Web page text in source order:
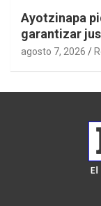
Ayotzinapa
garantizar
agosto 7, 2026